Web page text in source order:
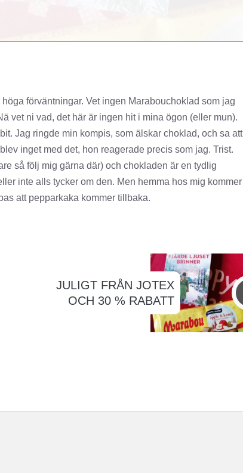
förväntningar. Vet ingen Marabouchoklad som jag
vet ni vad, det här är ingen hit i mina ögon (eller mun).
Jag ringde min kompis, som älskar choklad, och sa att
inget med det, hon reagerade precis som jag. Trist.
så följ mig gärna där) och chokladen är en tydlig
inte alls tycker om den. Men hemma hos mig kommer
att pepparkaka kommer tillbaka.
JULIGT FRÅN JOTEX
OCH 30 % RABATT